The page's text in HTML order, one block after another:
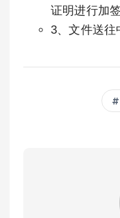
证明进行加签
3、文件送往